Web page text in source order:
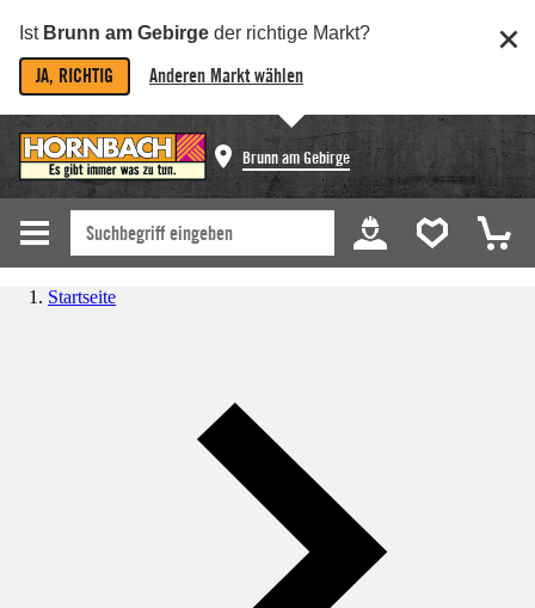
Ist Brunn am Gebirge der richtige Markt?
JA, RICHTIG Anderen Markt wählen
Brunn am Gebirge
Startseite